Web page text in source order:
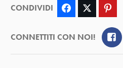
CONDIVIDI Facebook Twitter
CONNETTITI CON NOI!